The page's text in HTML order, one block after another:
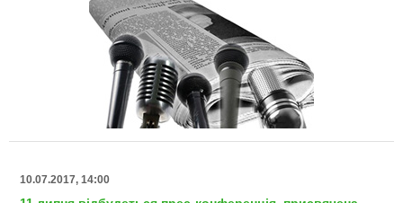
10.07.2017, 14:00